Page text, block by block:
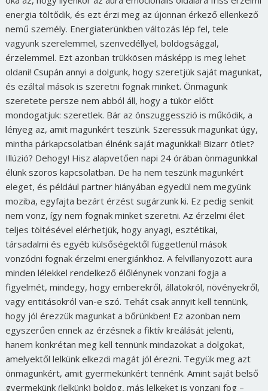
energia töltődik, és ezt érzi meg az újonnan érkező ellenkező
nemű személy. Energiaterünkben változás lép fel, tele
vagyunk szerelemmel, szenvedéllyel, boldogsággal,
érzelemmel. Ezt azonban trükkösen másképp is meg lehet
oldani! Csupán annyi a dolgunk, hogy szeretjük saját magunkat,
és ezáltal mások is szeretni fognak minket. Önmagunk
szeretete persze nem abból áll, hogy a tükör előtt
mondogatjuk: szeretlek. Bár az önszuggesszió is működik, a
lényeg az, amit magunkért teszünk. Szeressük magunkat úgy,
mintha párkapcsolatban élnénk saját magunkkal! Bizarr ötlet?
Illúzió? Dehogy! Hisz alapvetően napi 24 órában önmagunkkal
élünk szoros kapcsolatban. De ha nem teszünk magunkért
eleget, és például partner hiányában egyedül nem megyünk
moziba, egyfajta bezárt érzést sugárzunk ki. Ez pedig senkit
nem vonz, így nem fognak minket szeretni. Az érzelmi élet
teljes töltésével elérhetjük, hogy anyagi, esztétikai,
társadalmi és egyéb külsőségektől függetlenül mások
vonzódni fognak érzelmi energiánkhoz. A felvillanyozott aura
minden lélekkel rendelkező élőlénynek vonzani fogja a
figyelmét, mindegy, hogy emberekről, állatokról, növényekről,
vagy entitásokról van-e szó. Tehát csak annyit kell tennünk,
hogy jól érezzük magunkat a bőrünkben! Ez azonban nem
egyszerűen ennek az érzésnek a fiktív kreálását jelenti,
hanem konkrétan meg kell tennünk mindazokat a dolgokat,
amelyektől lelkünk elkezdi magát jól érezni. Tegyük meg azt
önmagunkért, amit gyermekünkért tennénk. Amint saját belső
gyermekünk (lelkünk) boldog, más lelkeket is vonzani fog –